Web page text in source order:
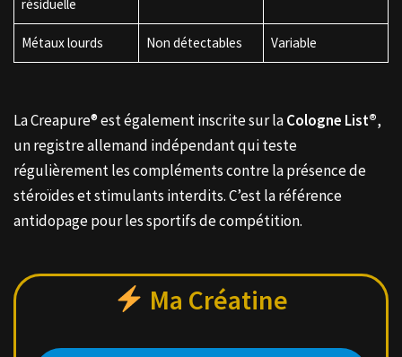
résiduelle
Métaux lourds Non détectables Variable
La Creapure® est également inscrite sur laCologne List®,
un registre allemand indépendant qui teste
régulièrement les compléments contre la présence de
stéroïdes et stimulants interdits. C’est la référence
antidopage pour les sportifs de compétition.
Ma Créatine